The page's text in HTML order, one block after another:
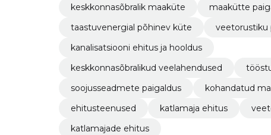
keskkonnasõbralik maaküte
maakütte
taastuvenergial põhinev küte
veetorustiku
kanalisatsiooni ehitus ja hooldus
keskkonnasõbralikud veelahendused
soojusseadmete paigaldus
kohandatud
ehitusteenused
katlamaja ehitus
katlamajade ehitus